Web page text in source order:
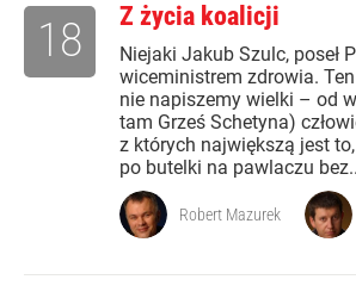
Z życia koalicji
Niejaki Jakub Szulc, poseł
wiceministrem zdrowia.
nie napiszemy wielki – od
tam Grześ Schetyna)
z których największą jest
po butelki na pawlaczu
18
Robert Mazurek